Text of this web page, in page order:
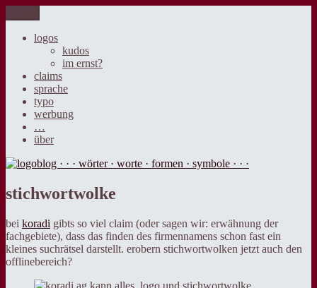
Inhalt
springen
logoblog · · · wörter · worte · formen · symbole · · ·
der blog über sprache, design und werbung.
logos
kudos
im ernst?
claims
sprache
typo
werbung
…
über
stichwortwolke
bei koradi gibts so viel claim (oder sagen wir: erwähnung der
fachgebiete), dass das finden des firmennamens schon fast ein
kleines suchrätsel darstellt. erobern stichwortwolken jetzt auch den
offlinebereich?